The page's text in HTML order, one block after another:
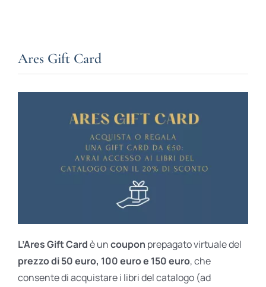
Ares Gift Card
L’Ares Gift Cardè uncoupon prepagato virtuale del
prezzo di 50 euro, 100 euro e 150 euro, che
consente di acquistare i libri del catalogo (ad